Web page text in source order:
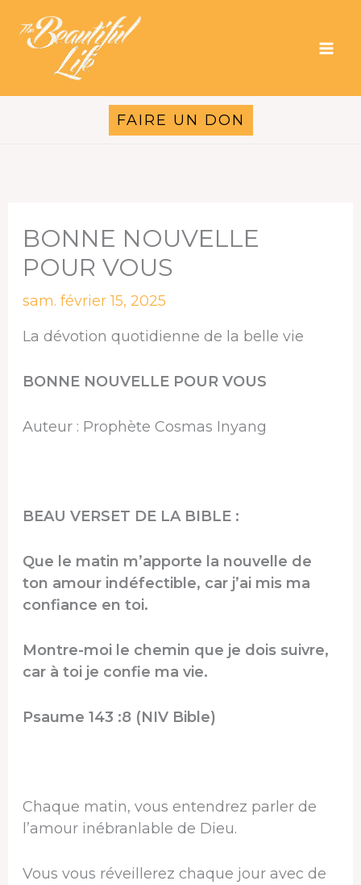
contenu
FAIRE UN DON
BONNE NOUVELLE
POUR VOUS
sam. février 15, 2025
La dévotion quotidienne de la belle vie
BONNE NOUVELLE POUR VOUS
Auteur : Prophète Cosmas Inyang
BEAU VERSET DE LA BIBLE :
Que le matin m’apporte la nouvelle de
ton amour indéfectible, car j’ai mis ma
confiance en toi.
Montre-moi le chemin que je dois suivre,
car à toi je confie ma vie.
Psaume 143 :8 (NIV Bible)
Chaque matin, vous entendrez parler de
l’amour inébranlable de Dieu.
Vous vous réveillerez chaque jour avec de